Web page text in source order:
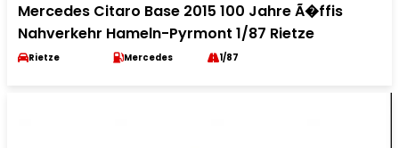
Mercedes Citaro Base 2015 100 Jahre Ã�ffis
Nahverkehr Hameln-Pyrmont 1/87 Rietze
Rietze Mercedes 1/87